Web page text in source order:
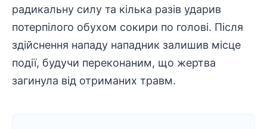
радикальну силу та кілька разів ударив
потерпілого обухом сокири по голові. Після
здійснення нападу нападник залишив місце
події, будучи переконаним, що жертва
загинула від отриманих травм.